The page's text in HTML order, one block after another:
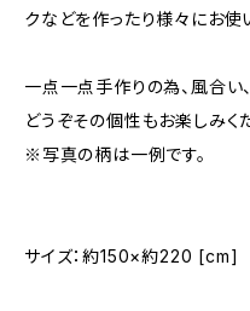
クなどを作ったり様々にお使
一点一点手作りの為、風合い
どうぞその個性もお楽しみく
※写真の柄は一例です。
サイズ：約150×約220 [cm]